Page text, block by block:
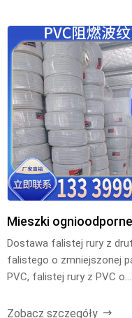
Mieszki
Dostawa falistej rury z
falistego o zmniejszonej
PVC, falistej rury z PVC o
Zobacz szczegóły